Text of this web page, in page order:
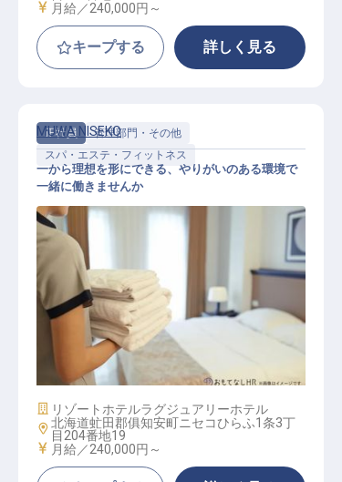
給与
月給／240,000円～
キープする 詳しく見る
正社員
管理部門・その他
スパ・エステ・フィットネス
スパ セラピスト
MUWA NISEKO
一から理想を形にできる、やりがいのある環境で
一緒に働きませんか
施設業態
リゾートホテルラグジュアリーホテル
勤務地
北海道虻田郡俱知安町ニセコひらふ1条3丁
目204番地19
給与
月給／240,000円～